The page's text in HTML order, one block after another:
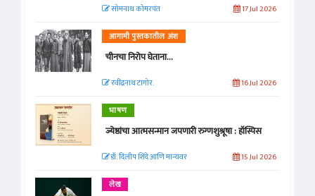
सोमनाथ कोमरपंत 17 Jul 2026
आगामी पुस्तकातील अंश
चीनचा निरोप घेताना...
रवींद्रनाथ टागोर. 16 Jul 2026
भाषण
ज्येष्ठांचा आत्मसन्मान जपणारी रुग्णशुश्रूषा : हॉस्पिस
डॉ. दिलीप शिंदे आणि मान्यवर 15 Jul 2026
लेख